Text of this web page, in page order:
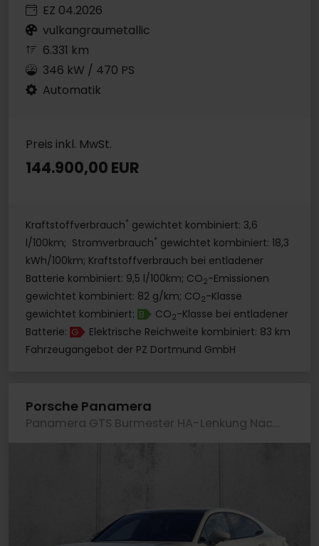
EZ 04.2026
vulkangraumetallic
6.331 km
346 kW / 470 PS
Automatik
Preis inkl. MwSt.
144.900,00 EUR
Kraftstoffverbrauch* gewichtet kombiniert: 3,6
l/100km; Stromverbrauch* gewichtet kombiniert: 18,3
kWh/100km; Kraftstoffverbrauch bei entladener
Batterie kombiniert: 9,5 l/100km; CO2-Emissionen
gewichtet kombiniert: 82 g/km; CO2-Klasse
gewichtet kombiniert: B CO2-Klasse bei entladener
Batterie: G
Elektrische Reichweite kombiniert: 83 km
Fahrzeugangebot der PZ Dortmund GmbH
Porsche Panamera
Panamera GTS Burmester HA-Lenkung Nachtsicht LED